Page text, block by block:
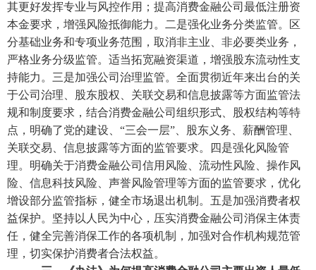
其更好发挥专业与风控作用；提高消费金融公司最低注册资
本金要求，增强风险抵御能力。二是强化业务分类监管。区
分基础业务和专项业务范围，取消非主业、非必要类业务，
严格业务分级监管。适当拓宽融资渠道，增强股东流动性支
持能力。三是加强公司治理监管。全面贯彻近年来出台的关
于公司治理、股东股权、关联交易和信息披露等方面监管法
规和制度要求，结合消费金融公司组织形式、股权结构等特
点，明确了党的建设、“三会一层”、股东义务、薪酬管理、
关联交易、信息披露等方面的监管要求。四是强化风险管
理。明确关于消费金融公司信用风险、流动性风险、操作风
险、信息科技风险、声誉风险管理等方面的监管要求，优化
增设部分监管指标，健全市场退出机制。五是加强消费者权
益保护。坚持以人民为中心，压实消费金融公司消保主体责
任，健全完善消保工作的各项机制，加强对合作机构规范管
理，切实保护消费者合法权益。